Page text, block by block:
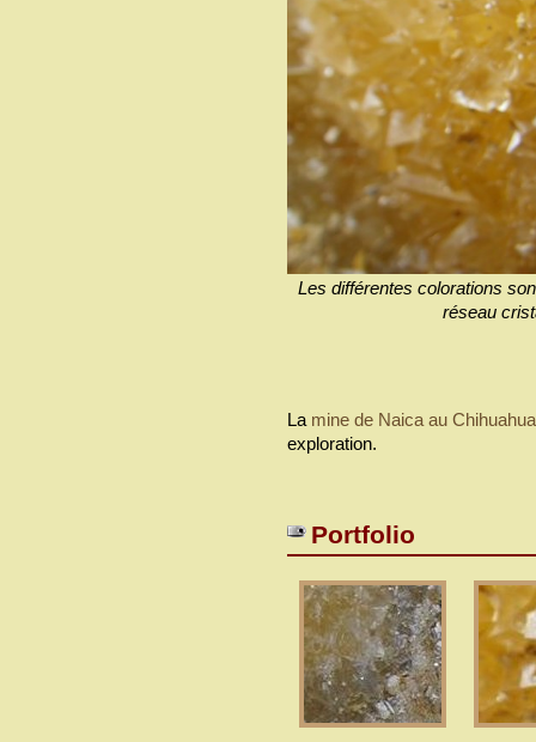
Les différentes colorations
réseau
La mine de Naica au
exploration.
Portfolio